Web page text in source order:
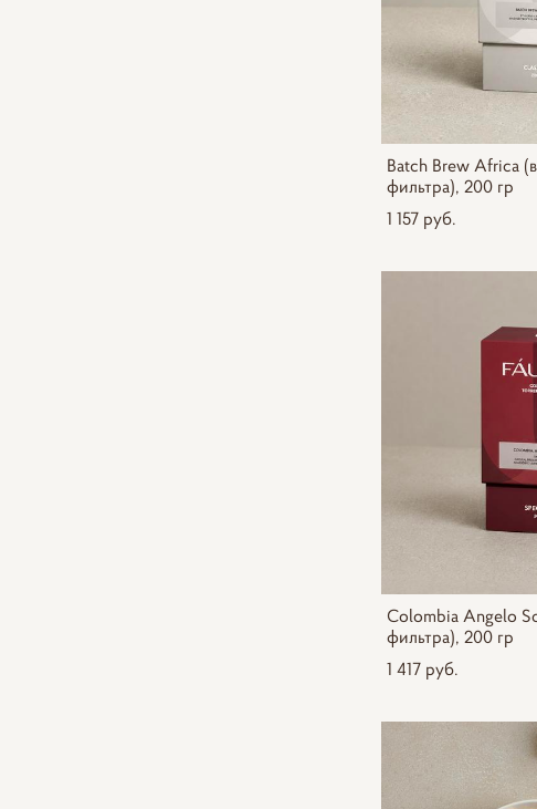
Batch Brew Africa
фильтра), 200 гр
1 157 pуб.
Colombia Angelo
фильтра), 200 гр
1 417 pуб.